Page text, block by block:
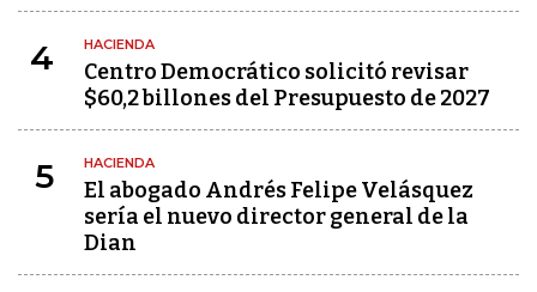
4 HACIENDA
Centro Democrático solicitó revisar
$60,2 billones del Presupuesto de 2027
5 HACIENDA
El abogado Andrés Felipe Velásquez
sería el nuevo director general de la
Dian